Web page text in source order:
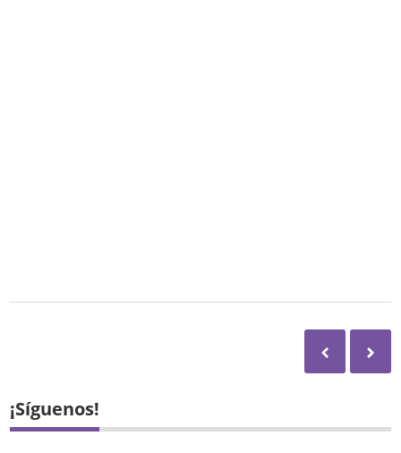
¡Síguenos!